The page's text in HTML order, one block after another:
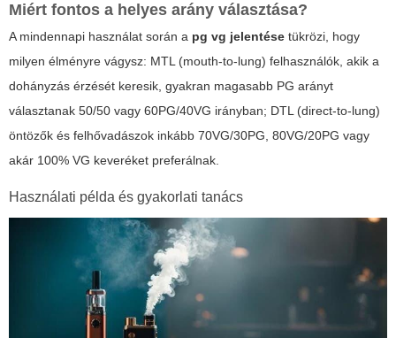
Miért fontos a helyes arány választása?
A mindennapi használat során a pg vg jelentése tükrözi, hogy
milyen élményre vágysz: MTL (mouth-to-lung) felhasználók, akik a
dohányzás érzését keresik, gyakran magasabb PG arányt
választanak 50/50 vagy 60PG/40VG irányban; DTL (direct-to-lung)
öntözők és felhővadászok inkább 70VG/30PG, 80VG/20PG vagy
akár 100% VG keveréket preferálnak.
Használati példa és gyakorlati tanács